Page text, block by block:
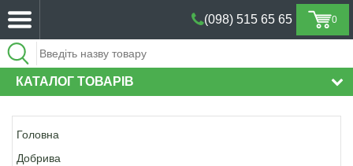
0
(098) 515 65 65
(098) 515 65 65
КАТАЛОГ ТОВАРІВ
Головна
Добрива